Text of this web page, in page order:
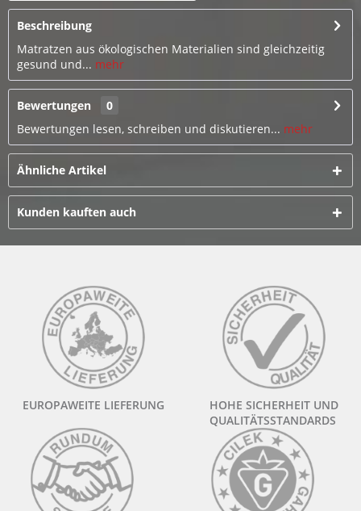
Beschreibung
Matratzen aus ökologischen Materialien sind gleichzeitig
gesund und... mehr
Bewertungen
0
Bewertungen lesen, schreiben und diskutieren... mehr
Ähnliche Artikel
Kunden kauften auch
EUROPAWEITE LIEFERUNG
HOHE SICHERHEIT UND
QUALITÄTSSTANDARDS